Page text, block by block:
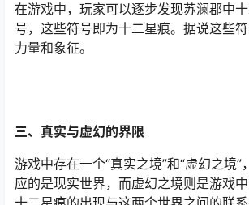
在游戏中，玩家可以逐步发现苏澜郡中
号，这些符号即为十二星痕。据说这些
力量和象征。
三、真实与虚幻的界限
游戏中存在一个“真实之境”和“虚幻之境
应的是现实世界，而虚幻之境则是游戏